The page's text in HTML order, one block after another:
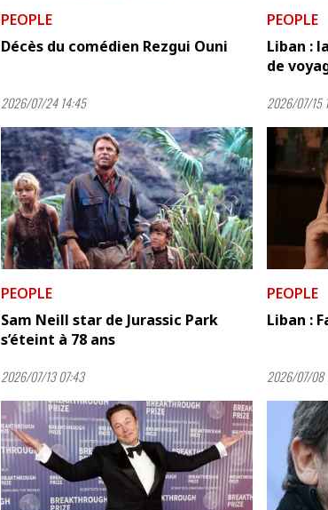
PEOPLE
Décès du comédien Rezgui Ouni
2026/07/24 14:45
PEOPLE
Liban :
de
2026/07/15
PEOPLE
Sam Neill star de Jurassic Park
s’éteint à 78 ans
2026/07/13 07:43
PEOPLE
Liban :
2026/07/08